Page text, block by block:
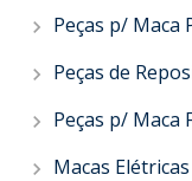
Peças p/ Maca
Peças de
Peças p/ Maca
Macas